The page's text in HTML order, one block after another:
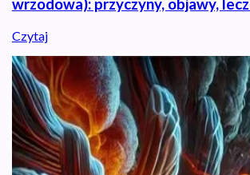
wrzodowa): przyczyny, objawy,
Czytaj